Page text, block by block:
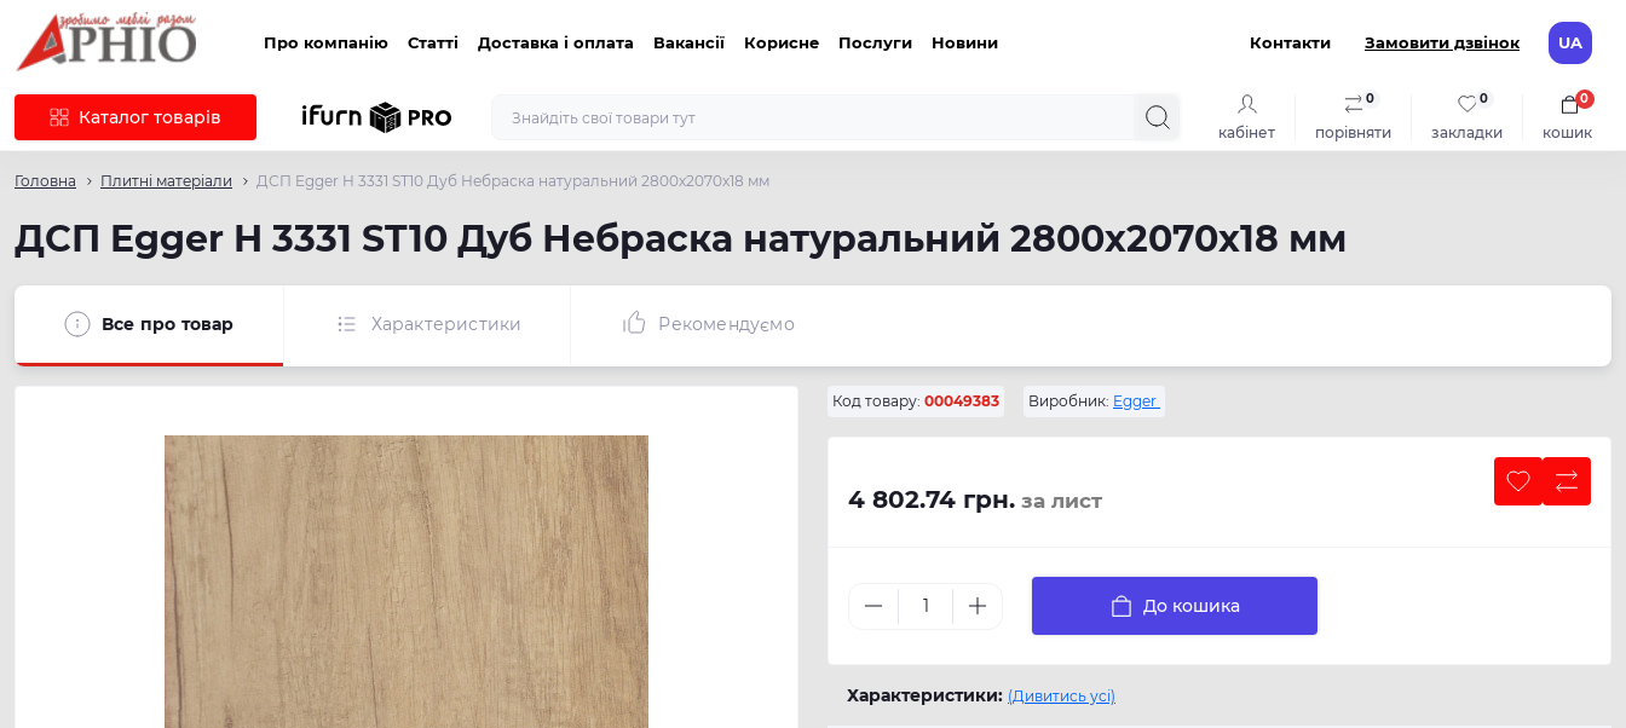
Про компанію Статті Доставка і оплата Вакансії Корисне Послуги Новини Контакти Замовити дзвінок UA
Каталог товарів
кабінет порівняти
0
закладки
0
кошик
0
Головна Плитні матеріали ДСП Egger H 3331 ST10 Дуб Небраска натуральний 2800х2070х18 мм
ДСП Egger H 3331 ST10 Дуб Небраска натуральний 2800х2070х18 мм
Все про товар Характеристики Рекомендуємо
Код товару: 00049383 Виробник: Egger
4 802.74 грн. за лист
До кошика
Характеристики: (Дивитись усі)